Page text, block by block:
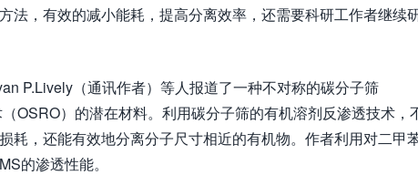
法，有效的减小能耗，提高分离效率，还需要科研工作者继续
P.Lively（通讯作者）等人报道了一种不对称的碳分子筛
OSRO）的潜在材料。利用碳分子筛的有机溶剂反渗透技术，
耗，还能有效地分离分子尺寸相近的有机物。作者利用对二甲
的渗透性能。